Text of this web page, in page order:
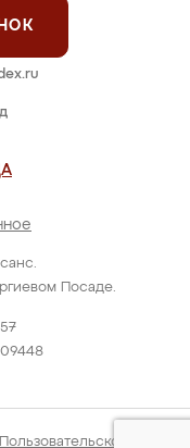
Посаде.
Пользовательское